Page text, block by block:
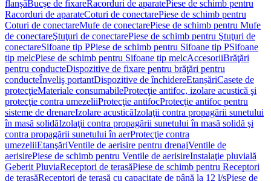
flanşăBucşe de fixareRacorduri de aparatePiese de schimb pentru
Racorduri de aparateCoturi de conectarePiese de schimb pentru
Coturi de conectareMufe de conectarePiese de schimb pentru Mufe
de conectareŞtuţuri de conectarePiese de schimb pentru Ştuţuri de
conectareSifoane tip PPiese de schimb pentru Sifoane tip PSifoane
tip melcPiese de schimb pentru Sifoane tip melcAccesoriiBrăţări
pentru conducteDispozitive de fixare pentru brăţări pentru
conducteÎnveliş portantDispozitive de închidereEtanșăriCasete de
protecţieMateriale consumabileProtecţie antifoc, izolare acustică şi
protecţie contra umezeliiProtecţie antifocProtecţie antifoc pentru
sisteme de drenareIzolare acusticăIzolaţii contra propagării sunetului
în masă solidăIzolaţii contra propagării sunetului în masă solidă şi
contra propagării sunetului în aerProtecţie contra
umezeliiEtanşăriVentile de aerisire pentru drenajVentile de
aerisirePiese de schimb pentru Ventile de aerisireInstalaţie pluvială
Geberit PluviaReceptori de terasăPiese de schimb pentru Receptori
de terasăReceptori de terasă cu capacitate de până la 12 l/sPiese de